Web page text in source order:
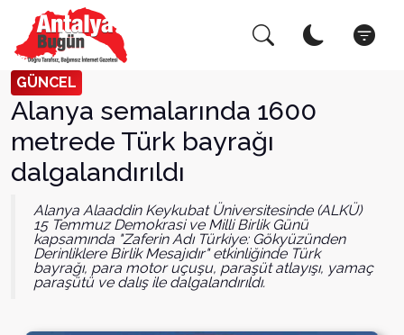
GÜNCEL
Alanya semalarında 1600
metrede Türk bayrağı
dalgalandırıldı
Alanya Alaaddin Keykubat Üniversitesinde (ALKÜ)
15 Temmuz Demokrasi ve Milli Birlik Günü
kapsamında "Zaferin Adı Türkiye: Gökyüzünden
Derinliklere Birlik Mesajıdır" etkinliğinde Türk
bayrağı, para motor uçuşu, paraşüt atlayışı, yamaç
paraşütü ve dalış ile dalgalandırıldı.
Arama Yap! Kapat